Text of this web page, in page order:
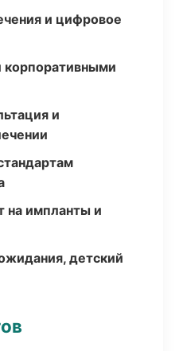
и цифровое
и
на импланты и
детский